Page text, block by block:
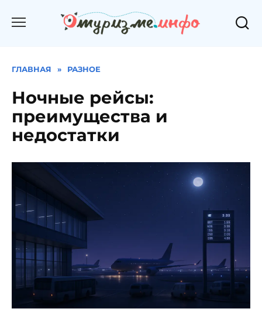
ГЛАВНАЯ » РАЗНОЕ
Ночные рейсы:
преимущества и
недостатки